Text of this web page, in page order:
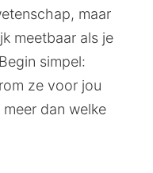
maar
meetbaar als je
simpel:
ze voor jou
dan welke